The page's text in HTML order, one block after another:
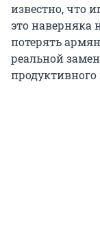
известно, что
это наверняка
потерять
реальной
продуктивного